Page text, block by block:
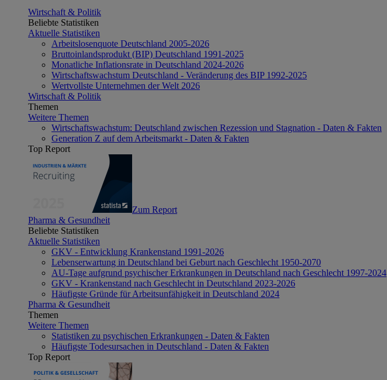
Wirtschaft & Politik
Beliebte Statistiken
Aktuelle Statistiken
Arbeitslosenquote Deutschland 2005-2026
Bruttoinlandsprodukt (BIP) Deutschland 1991-2025
Monatliche Inflationsrate in Deutschland 2024-2026
Wirtschaftswachstum Deutschland - Veränderung des BIP 1992-2025
Wertvollste Unternehmen der Welt 2026
Wirtschaft & Politik
Themen
Weitere Themen
Wirtschaftswachstum: Deutschland zwischen Rezession und Stagnation - Daten & Fakten
Generation Z auf dem Arbeitsmarkt - Daten & Fakten
Top Report
Zum Report
Pharma & Gesundheit
Beliebte Statistiken
Aktuelle Statistiken
GKV - Entwicklung Krankenstand 1991-2026
Lebenserwartung in Deutschland bei Geburt nach Geschlecht 1950-2070
AU-Tage aufgrund psychischer Erkrankungen in Deutschland nach Geschlecht 1997-2024
GKV - Krankenstand nach Geschlecht in Deutschland 2023-2026
Häufigste Gründe für Arbeitsunfähigkeit in Deutschland 2024
Pharma & Gesundheit
Themen
Weitere Themen
Statistiken zu psychischen Erkrankungen - Daten & Fakten
Häufigste Todesursachen in Deutschland - Daten & Fakten
Top Report